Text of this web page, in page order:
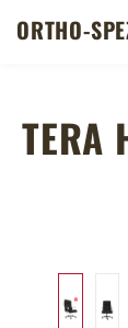
ORTHO-